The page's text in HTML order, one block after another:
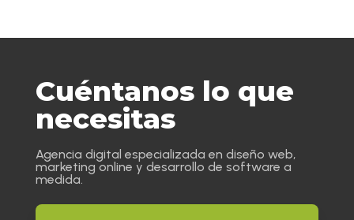
Cuéntanos lo que
necesitas
Agencia digital especializada en diseño web,
marketing online y desarrollo de software a
medida.